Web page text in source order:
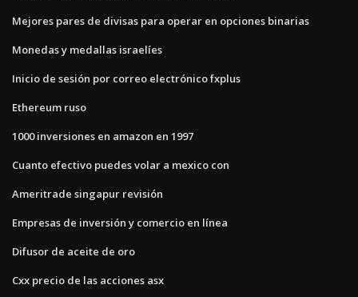
Mejores pares de divisas para operar en opciones binarias
Monedas y medallas israelíes
Inicio de sesión por correo electrónico fxplus
Ethereum ruso
1000 inversiones en amazon en 1997
Cuanto efectivo puedes volar a mexico con
Ameritrade singapur revisión
Empresas de inversión y comercio en línea
Difusor de aceite de oro
Cxx precio de las acciones asx